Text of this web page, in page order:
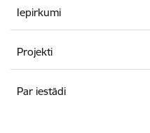
Iepirkumi
Projekti
Par iestādi